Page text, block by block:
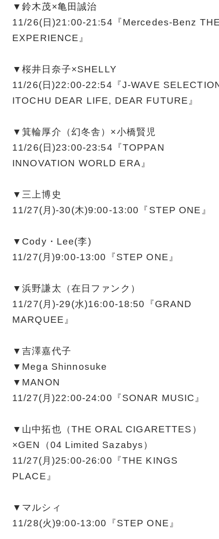
▼鈴木茂×亀田誠治
11/26(日)21:00-21:54『Mercedes-Benz
EXPERIENCE』
▼桜井日奈子×SHELLY
11/26(日)22:00-22:54『J-WAVE
ITOCHU DEAR LIFE, DEAR FUTURE』
▼箕輪厚介（幻冬舎）×小橋賢児
11/26(日)23:00-23:54『TOPPAN
INNOVATION WORLD ERA』
▼三上博史
11/27(月)-30(木)9:00-13:00『STEP ONE』
▼Cody・Lee(李)
11/27(月)9:00-13:00『STEP ONE』
▼浜野謙太（在日ファンク）
11/27(月)-29(水)16:00-18:50『GRAND
MARQUEE』
▼吉澤嘉代子
▼Mega Shinnosuke
▼MANON
11/27(月)22:00-24:00『SONAR MUSIC』
▼山中拓也（THE ORAL CIGARETTES）
×GEN（04 Limited Sazabys）
11/27(月)25:00-26:00『THE KINGS
PLACE』
▼マルシィ
11/28(火)9:00-13:00『STEP ONE』